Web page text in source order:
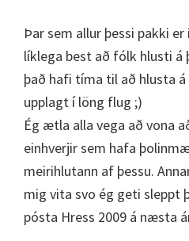
Þar sem allur þessi pakki
líklega best að fólk hlusti á
það hafi tíma til að hlusta
upplagt í löng flug ;)
Ég ætla alla vega að vona
einhverjir sem hafa
meirihlutann af þessu.
mig vita svo ég geti sleppt
pósta Hress 2009 á næsta